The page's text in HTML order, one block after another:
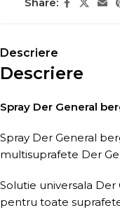
Descriere
Descriere
Spray Der General
Spray Der General
multisuprafete Der
Solutie universala
pentru toate